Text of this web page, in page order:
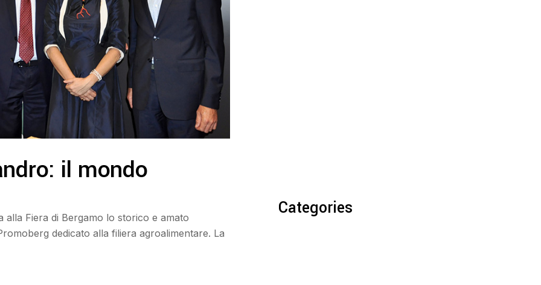
il mondo
Fiera di Bergamo lo storico e amato
dedicato alla filiera agroalimentare. La
Categories